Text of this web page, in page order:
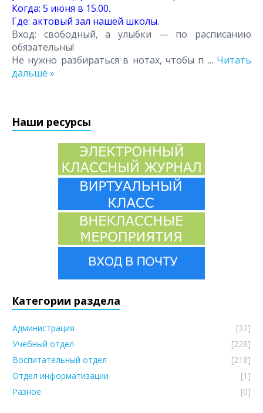
Когда: 5 июня в 15.00.
Где: актовый зал нашей школы.
Вход: свободный, а улыбки — по расписанию
обязательны!
Не нужно разбираться в нотах, чтобы п ... Читать
дальше »
Наши ресурсы
Категории раздела
Администрация
[32]
Учебный отдел
[228]
Воспитательный отдел
[218]
Отдел информатизации
[1]
Разное
[0]